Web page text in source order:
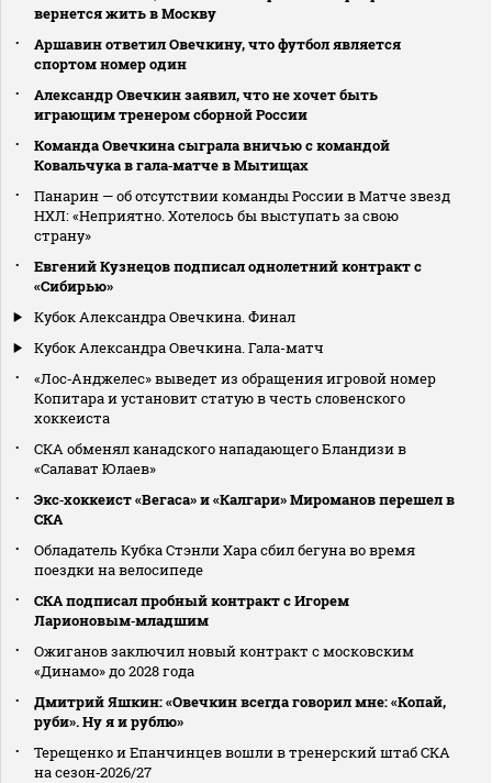
вернется жить в Москву
Аршавин ответил Овечкину, что футбол является
спортом номер один
Александр Овечкин заявил, что не хочет быть
играющим тренером сборной России
Команда Овечкина сыграла вничью с командой
Ковальчука в гала‑матче в Мытищах
Панарин — об отсутствии команды России в Матче звезд
НХЛ: «Неприятно. Хотелось бы выступать за свою
страну»
Евгений Кузнецов подписал однолетний контракт с
«Сибирью»
Кубок Александра Овечкина. Финал
Кубок Александра Овечкина. Гала-матч
«Лос‑Анджелес» выведет из обращения игровой номер
Копитара и установит статую в честь словенского
хоккеиста
СКА обменял канадского нападающего Бландизи в
«Салават Юлаев»
Экс‑хоккеист «Вегаса» и «Калгари» Мироманов перешел в
СКА
Обладатель Кубка Стэнли Хара сбил бегуна во время
поездки на велосипеде
СКА подписал пробный контракт с Игорем
Ларионовым‑младшим
Ожиганов заключил новый контракт с московским
«Динамо» до 2028 года
Дмитрий Яшкин: «Овечкин всегда говорил мне: «Копай,
руби». Ну я и рублю»
Терещенко и Епанчинцев вошли в тренерский штаб СКА
на сезон‑2026/27